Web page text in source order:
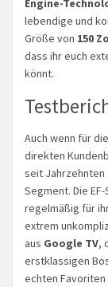
Engine-
lebendige und
Größe von 150
dass ihr euch
könnt.
Auch wenn für
direkten
seit Jahrzehnten
Segment. Die
regelmäßig für
extrem
aus Google TV,
erstklassigen
echten